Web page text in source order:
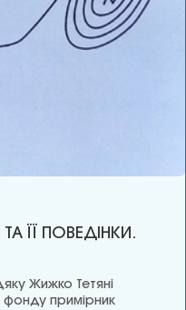
ЇЇ ПОВЕДІНКИ.
Жижко Тетяні
фонду примірник